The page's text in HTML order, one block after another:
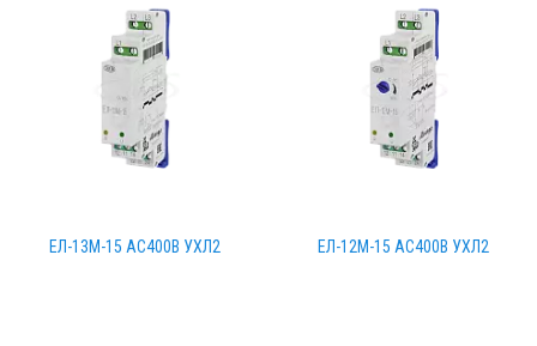
ЕЛ-13М-15 AC400В УХЛ2 ЕЛ-12М-15 AC400В УХЛ2